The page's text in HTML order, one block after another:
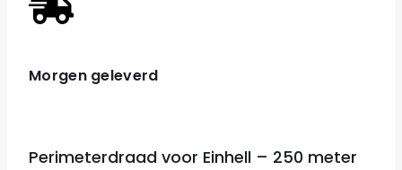
Morgen geleverd
Perimeterdraad voor Einhell – 250 meter